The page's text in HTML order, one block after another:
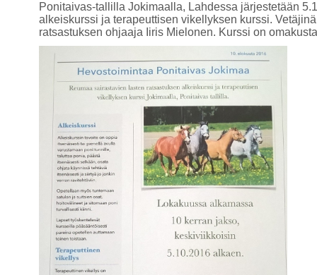
Ponitaivas-tallilla Jokimaalla, Lahdessa järjestetään
alkeiskurssi ja terapeuttisen vikellyksen kurssi.
ratsastuksen ohjaaja Iiris Mielonen. Kurssi on